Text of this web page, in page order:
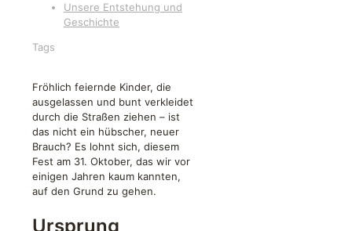
Unsere Entstehung und
Geschichte
Tags
Fröhlich feiernde Kinder, die
ausgelassen und bunt verkleidet
durch die Straßen ziehen – ist
das nicht ein hübscher, neuer
Brauch? Es lohnt sich, diesem
Fest am 31. Oktober, das wir vor
einigen Jahren kaum kannten,
auf den Grund zu gehen.
Ursprung